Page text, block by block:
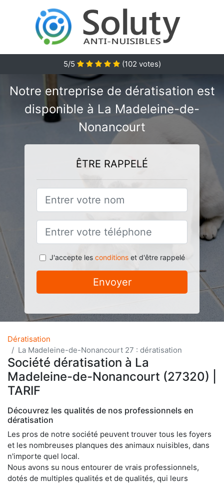
5/5 (102 votes)
Notre entreprise de dératisation est
disponible à La Madeleine-de-
Nonancourt
ÊTRE RAPPELÉ
J'accepte les conditionset d'être rappelé
Envoyer
Dératisation
La Madeleine-de-Nonancourt 27 : dératisation
Société dératisation à La
Madeleine-de-Nonancourt (27320) |
TARIF
Découvrez les qualités de nos professionnels en
dératisation
Les pros de notre société peuvent trouver tous les foyers
et les nombreuses planques des animaux nuisibles, dans
n'importe quel local.
Nous avons su nous entourer de vrais professionnels,
dotés de multiples qualités et de qualités, qui leurs